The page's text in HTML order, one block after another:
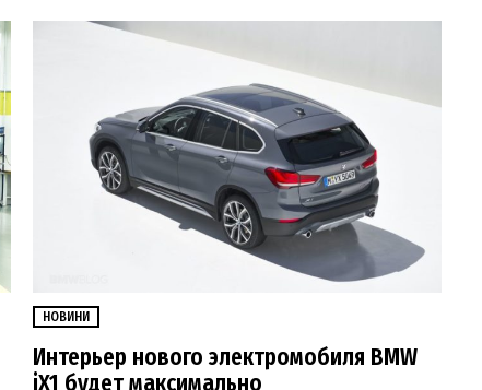
НОВИНИ
Интерьер нового электромобиля BMW
iX1 будет максимально